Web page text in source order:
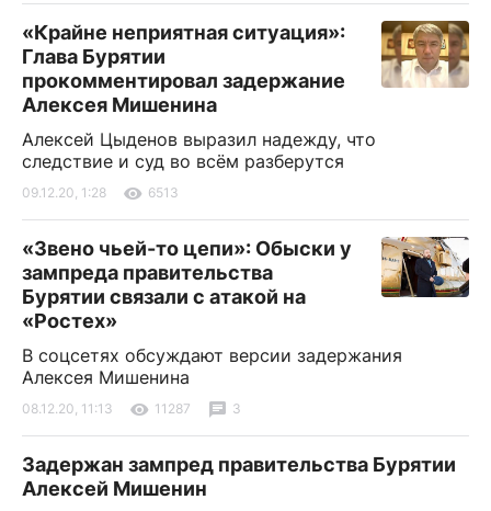
«Крайне неприятная ситуация»:
Глава Бурятии
прокомментировал задержание
Алексея Мишенина
Алексей Цыденов выразил надежду, что
следствие и суд во всём разберутся
09.12.20, 1:28 6513
«Звено чьей-то цепи»: Обыски у
зампреда правительства
Бурятии связали с атакой на
«Ростех»
В соцсетях обсуждают версии задержания
Алексея Мишенина
08.12.20, 11:13 11287 3
Задержан зампред правительства Бурятии
Алексей Мишенин